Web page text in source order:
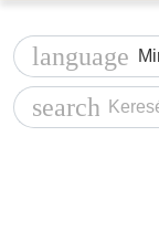
language
search